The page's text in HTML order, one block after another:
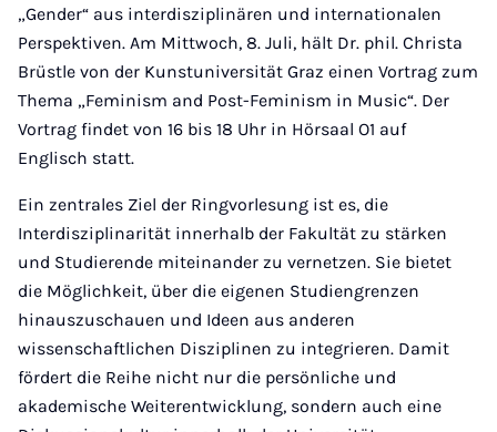
„Gender“ aus interdisziplinären und internationalen
Perspektiven. Am Mittwoch, 8. Juli, hält Dr. phil. Christa
Brüstle von der Kunstuniversität Graz einen Vortrag zum
Thema „Feminism and Post-Feminism in Music“. Der
Vortrag findet von 16 bis 18 Uhr in Hörsaal O1 auf
Englisch statt.
Ein zentrales Ziel der Ringvorlesung ist es, die
Interdisziplinarität innerhalb der Fakultät zu stärken
und Studierende miteinander zu vernetzen. Sie bietet
die Möglichkeit, über die eigenen Studiengrenzen
hinauszuschauen und Ideen aus anderen
wissenschaftlichen Disziplinen zu integrieren. Damit
fördert die Reihe nicht nur die persönliche und
akademische Weiterentwicklung, sondern auch eine